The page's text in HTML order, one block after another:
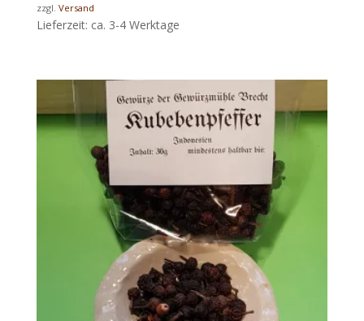
zzgl. Versand
Lieferzeit: ca. 3-4 Werktage